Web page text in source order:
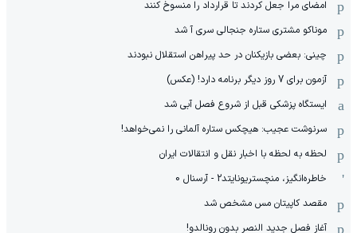
امضای مرا جعل کردند تا قرارداد را منسوخ کنند
موناکو مشتری ستاره جنجالی سری آ شد
چینی: بعضی بازیکنان در حد پیراهن استقلال نبودند
آزمون برای 7 روز دیگر برنامه دارد! (عکس)
ایستگاه پزشکی قبل از شروع فصل آبی شد
سرنوشت عجیب: هیچکس ستاره آلمانی را نمی‌خواهد!
لحظه به لحظه با اخبار نقل و انتقالات ایران
خاطره‌انگیز، منچستریونایتد2 - آرسنال 0
مقصد کاپیتان مس مشخص شد
آغاز فصل جدید النصر بدون رونالدو!